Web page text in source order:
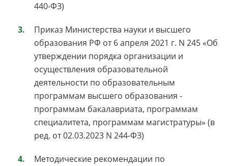
440-ФЗ)
Приказ Министерства науки и высшего
образования РФ от 6 апреля 2021 г. N 245 «Об
утверждении порядка организации и
осуществления образовательной
деятельности по образовательным
программам высшего образования -
программам бакалавриата, программам
специалитета, программам магистратуры» (в
ред. от 02.03.2023 N 244-ФЗ)
Методические рекомендации по